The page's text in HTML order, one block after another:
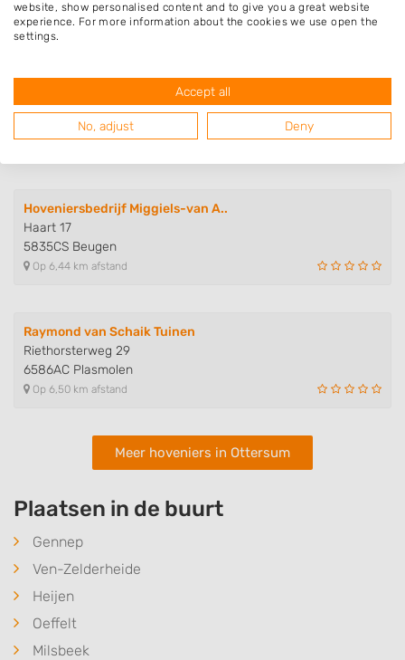
Op 6,07 km afstand
Hoveniersbedrijf Jan Langeveld
Bredeweg 91
6562DD Groesbeek
Op 6,08 km afstand
Hoveniersbedrijf Miggiels-van A..
Haart 17
5835CS Beugen
Op 6,44 km afstand
Raymond van Schaik Tuinen
Riethorsterweg 29
6586AC Plasmolen
Op 6,50 km afstand
Meer hoveniers in Ottersum
Plaatsen in de buurt
Gennep
Ven-Zelderheide
Heijen
Oeffelt
Milsbeek
website, show personalised content and to give you a great website
experience. For more information about the cookies we use open the
settings.
Accept all
No, adjust Deny